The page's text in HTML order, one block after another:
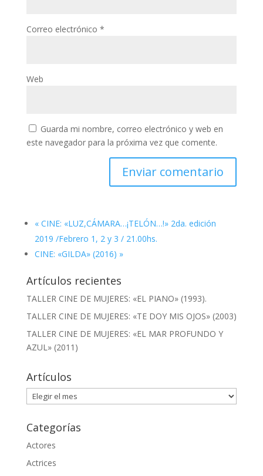
Correo electrónico *
Web
Guarda mi nombre, correo electrónico y web en
este navegador para la próxima vez que comente.
«CINE: «LUZ,CÁMARA…¡TELÓN…!» 2da. edición
2019 /Febrero 1, 2 y 3 / 21.00hs.
CINE: «GILDA» (2016) »
Artículos recientes
TALLER CINE DE MUJERES: «EL PIANO» (1993).
TALLER CINE DE MUJERES: «TE DOY MIS OJOS» (2003)
TALLER CINE DE MUJERES: «EL MAR PROFUNDO Y
AZUL» (2011)
Artículos
Artículos
Categorías
Actores
Actrices